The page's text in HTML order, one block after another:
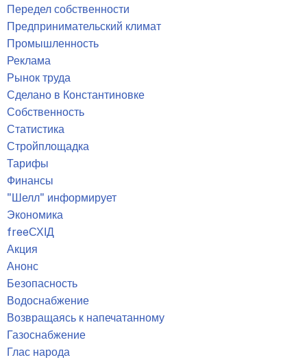
Передел собственности
Предпринимательский климат
Промышленность
Реклама
Рынок труда
Сделано в Константиновке
Собственность
Статистика
Стройплощадка
Тарифы
Финансы
"Шелл" информирует
Экономика
freeСХІД
Акция
Анонс
Безопасность
Водоснабжение
Возвращаясь к напечатанному
Газоснабжение
Глас народа